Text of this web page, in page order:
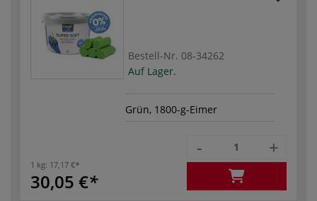
Bestell-Nr. 08-34262
Auf Lager.
Grün, 1800-g-Eimer
1 kg: 17,17 €
30,05 €
- +